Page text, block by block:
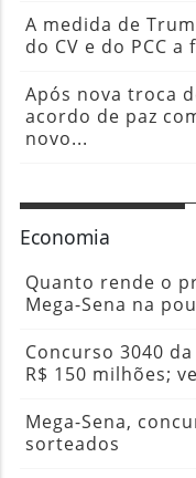
A medida de
do CV e do PCC
Após nova troca
acordo de paz
novo...
Economia
Quanto rende o
Mega-Sena na
Concurso 3040
R$ 150 milhões;
Mega-Sena,
sorteados